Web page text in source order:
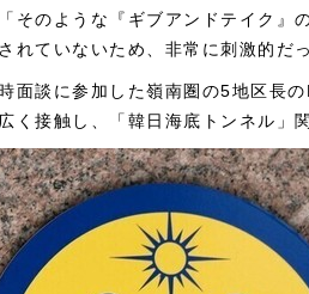
そのような『ギブアンドテイク』
れていないため、非常に刺激的だ
面談に参加した嶺南圏の5地区長
く接触し、「韓日海底トンネル」